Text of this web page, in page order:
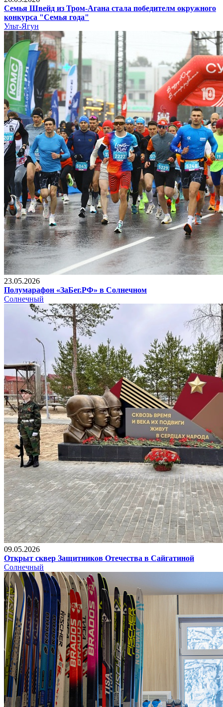
Семья Швейд из Тром-Агана стала победителм окружного
конкурса "Семья года"
Ульт-Ягун
23.05.2026
Полумарафон «ЗаБег.РФ» в Солнечном
Солнечный
09.05.2026
Открыт сквер Защитников Отечества в Сайгатиной
Солнечный